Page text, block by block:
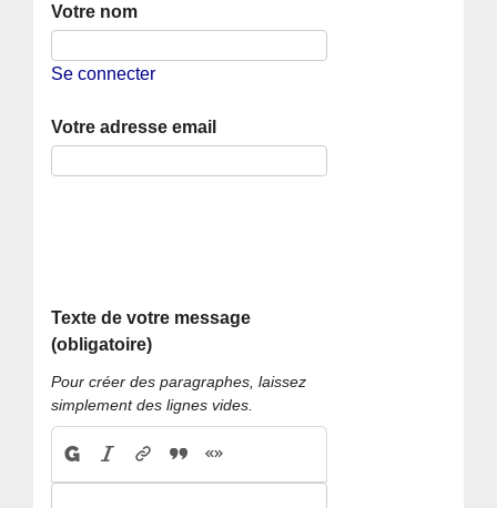
Votre nom
Se connecter
Votre adresse email
Texte de votre message
(obligatoire)
Pour créer des paragraphes, laissez
simplement des lignes vides.